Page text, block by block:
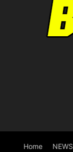
Home NEWS